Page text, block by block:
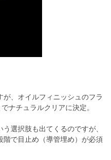
、オイルフィニッシュのフラ
ナチュラルクリアに決定。
選択肢も出てくるのですが、
階で目止め（導管埋め）が必須